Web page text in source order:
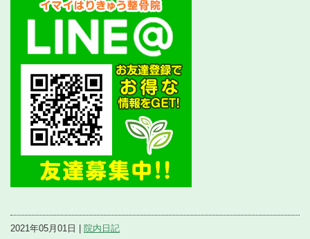
2021年05月01日 | 院内日記